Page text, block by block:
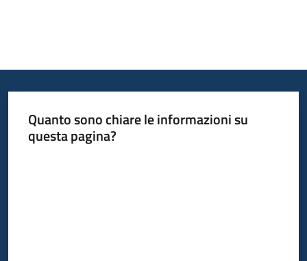
Quanto sono chiare le informazioni su
questa pagina?